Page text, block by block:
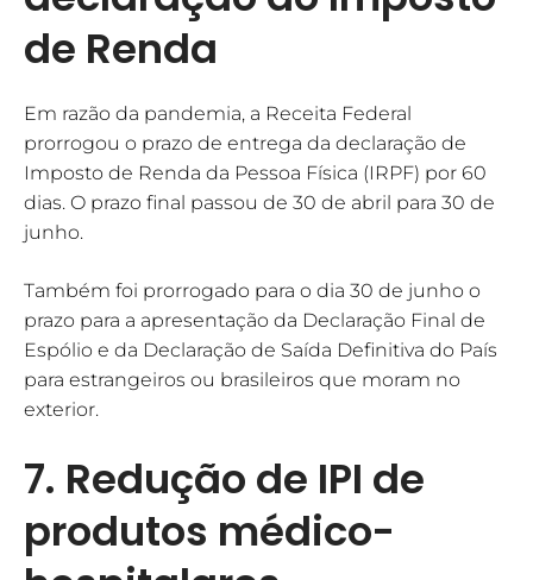
de Renda
Em razão da pandemia, a Receita Federal
prorrogou o prazo de entrega da declaração de
Imposto de Renda da Pessoa Física (IRPF) por 60
dias. O prazo final passou de 30 de abril para 30 de
junho.
Também foi prorrogado para o dia 30 de junho o
prazo para a apresentação da Declaração Final de
Espólio e da Declaração de Saída Definitiva do País
para estrangeiros ou brasileiros que moram no
exterior.
7. Redução de IPI de
produtos médico-